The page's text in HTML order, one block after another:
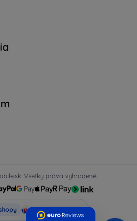
Všetky práva vyhradené.
Top4Mobile.sk